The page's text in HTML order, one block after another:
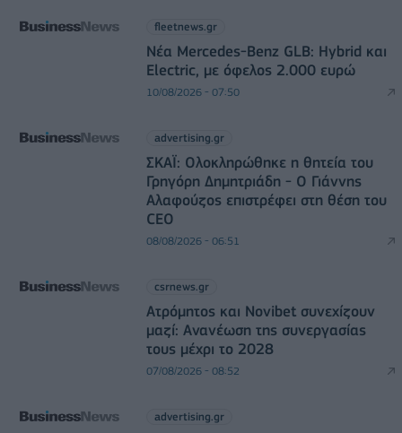
fleetnews.gr
Νέα Mercedes-Benz GLB: Hybrid και
Electric, με όφελος 2.000 ευρώ
10/08/2026 - 07:50
advertising.gr
ΣΚΑΪ: Ολοκληρώθηκε η θητεία του
Γρηγόρη Δημητριάδη - Ο Γιάννης
Αλαφούζος επιστρέφει στη θέση του
CEO
08/08/2026 - 06:51
csrnews.gr
Ατρόμητος και Novibet συνεχίζουν
μαζί: Ανανέωση της συνεργασίας
τους μέχρι το 2028
07/08/2026 - 08:52
advertising.gr